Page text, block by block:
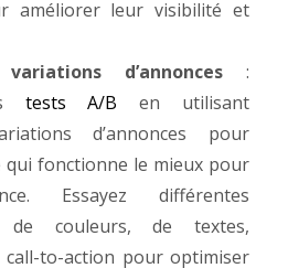
améliorer leur visibilité et
d’annonces:
tests A/B en utilisant
d’annonces pour
qui fonctionne le mieux pour
Essayez différentes
de couleurs, de textes,
call-to-action pour optimiser